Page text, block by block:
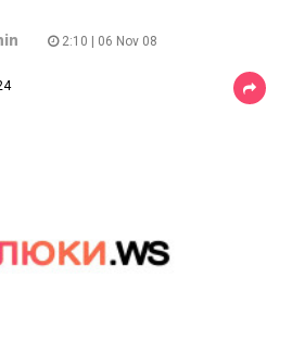
2:10 | 06 Nov 08